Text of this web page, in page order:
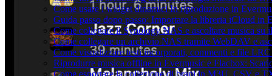
Come usare i widget dinamici In riproduzione in
Guida passo dopo passo: Importare la libreria iCloud in
Come collegare il Synology NAS e ascoltare musica su
Come collegare un archivio NAS tramite WebDAV e
Come visualizzare testi incorporati, commenti e file
Riprodurre musica offline in Evermusic e Flacbox:
Come esportare la collezione di brani in M3U, CSV e